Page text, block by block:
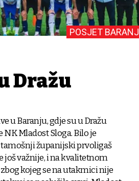
POSJET
Dražu
u Baranju, gdje su u Dražu
Mladost Sloga. Bilo je
županijski prvoligaš
još važnije, i na kvalitetnom
kojeg se na utakmici nije